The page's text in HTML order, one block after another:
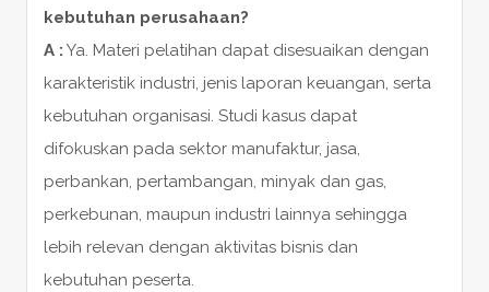
kebutuhan perusahaan?
A : Ya. Materi pelatihan dapat disesuaikan dengan
karakteristik industri, jenis laporan keuangan, serta
kebutuhan organisasi. Studi kasus dapat
difokuskan pada sektor manufaktur, jasa,
perbankan, pertambangan, minyak dan gas,
perkebunan, maupun industri lainnya sehingga
lebih relevan dengan aktivitas bisnis dan
kebutuhan peserta.